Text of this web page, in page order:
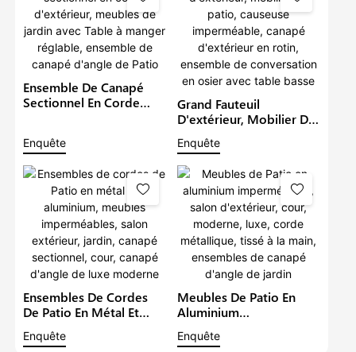
Ensemble De Canapé
Sectionnel En Corde
Manger Réglable,
Ensemble De Canapé
D'angle De Patio
Enquête
Grand Fauteuil
D'extérieur, Mobilier De
Patio, Causeuse
Imperméable, Canapé
D'extérieur En Rotin,
Ensemble De
Conversation En Osier
Avec Table Basse
Enquête
Ensembles De Cordes
De Patio En Métal Et
Imperméables, Salon
Enquête
Meubles De Patio En
Aluminium
D'extérieur, Cour,
Enquête